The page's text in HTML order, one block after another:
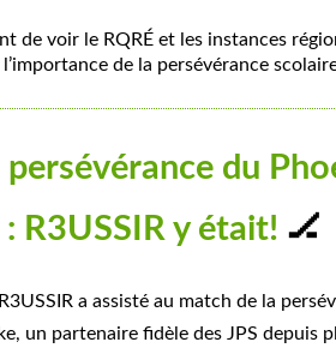
de voir le RQRÉ et les instances
de la persévérance
du
R3USSIR y était! 🏒
R a assisté au match de la
, un partenaire fidèle des JPS depuis